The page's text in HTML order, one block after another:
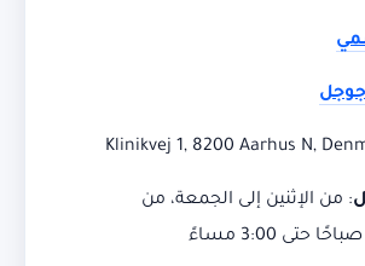
Klinikvej 1, 8200 Aarhus N,
: من الإثنين إلى الجمعة، من